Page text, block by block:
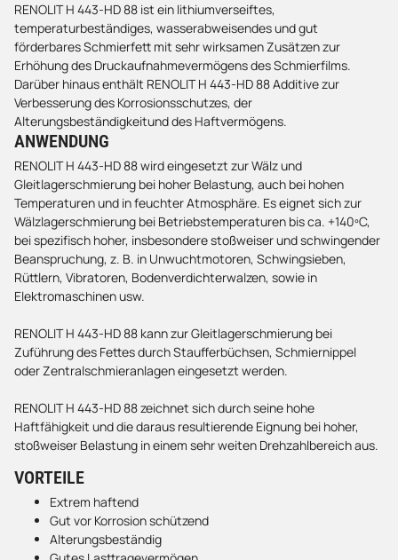
RENOLIT H 443-HD 88 ist ein lithiumverseiftes,
temperaturbeständiges, wasserabweisendes und gut
förderbares Schmierfett mit sehr wirksamen Zusätzen zur
Erhöhung des Druckaufnahmevermögens des Schmierfilms.
Darüber hinaus enthält RENOLIT H 443-HD 88 Additive zur
Verbesserung des Korrosionsschutzes, der
Alterungsbeständigkeitund des Haftvermögens.
ANWENDUNG
RENOLIT H 443-HD 88 wird eingesetzt zur Wälz und
Gleitlagerschmierung bei hoher Belastung, auch bei hohen
Temperaturen und in feuchter Atmosphäre. Es eignet sich zur
Wälzlagerschmierung bei Betriebstemperaturen bis ca. +140ºC,
bei spezifisch hoher, insbesondere stoßweiser und schwingender
Beanspruchung, z. B. in Unwuchtmotoren, Schwingsieben,
Rüttlern, Vibratoren, Bodenverdichterwalzen, sowie in
Elektromaschinen usw.
RENOLIT H 443-HD 88 kann zur Gleitlagerschmierung bei
Zuführung des Fettes durch Staufferbüchsen, Schmiernippel
oder Zentralschmieranlagen eingesetzt werden.
RENOLIT H 443-HD 88 zeichnet sich durch seine hohe
Haftfähigkeit und die daraus resultierende Eignung bei hoher,
stoßweiser Belastung in einem sehr weiten Drehzahlbereich aus.
VORTEILE
Extrem haftend
Gut vor Korrosion schützend
Alterungsbeständig